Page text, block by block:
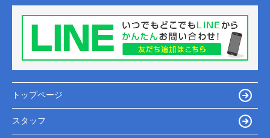
トップページ
スタッフ